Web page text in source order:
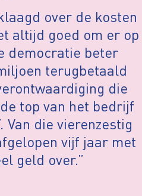
over de kosten
altijd goed om er op
democratie beter
terugbetaald
die
top van het bedrijf
Van die vierenzestig
vijf jaar met
geld over.”